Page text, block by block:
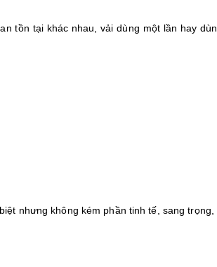
tồn tại khác nhau, vải dùng một lần hay
nhưng không kém phần tinh tế, sang trọng,